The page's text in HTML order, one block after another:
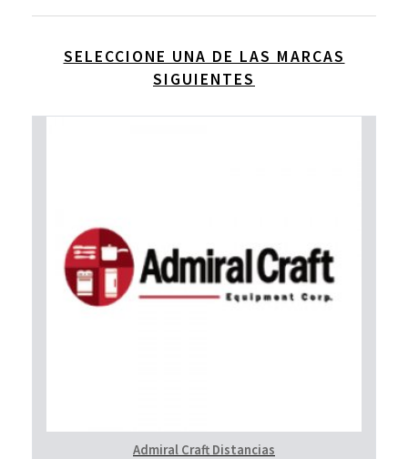
SELECCIONE UNA DE LAS MARCAS
SIGUIENTES
Admiral Craft Distancias